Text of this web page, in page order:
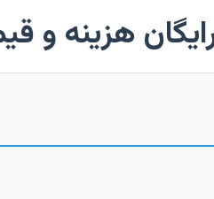
هزینه و